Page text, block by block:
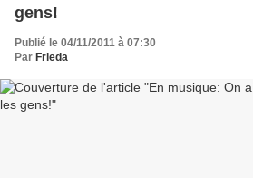
gens!
Publié le 04/11/2011 à 07:30
Par Frieda